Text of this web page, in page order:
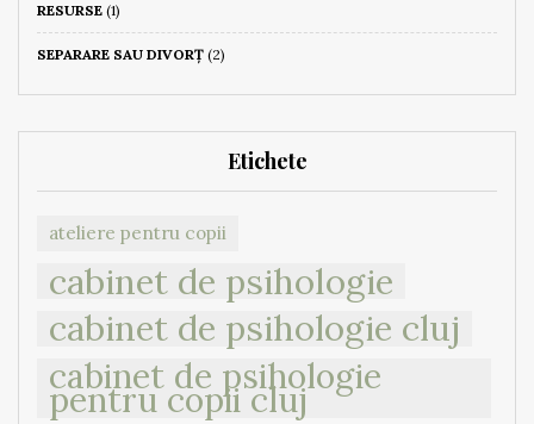
RESURSE (1)
SEPARARE SAU DIVORȚ (2)
Etichete
ateliere pentru copii
cabinet de psihologie
cabinet de psihologie cluj
cabinet de psihologie
pentru copii cluj